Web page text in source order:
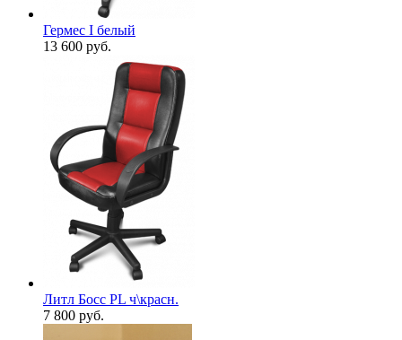
Гермес I белый
13 600 руб.
Литл Босс PL ч\красн.
7 800 руб.